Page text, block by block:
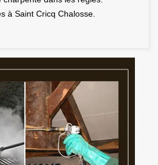
à Saint Cricq Chalosse.